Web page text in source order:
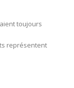
toujours
représentent